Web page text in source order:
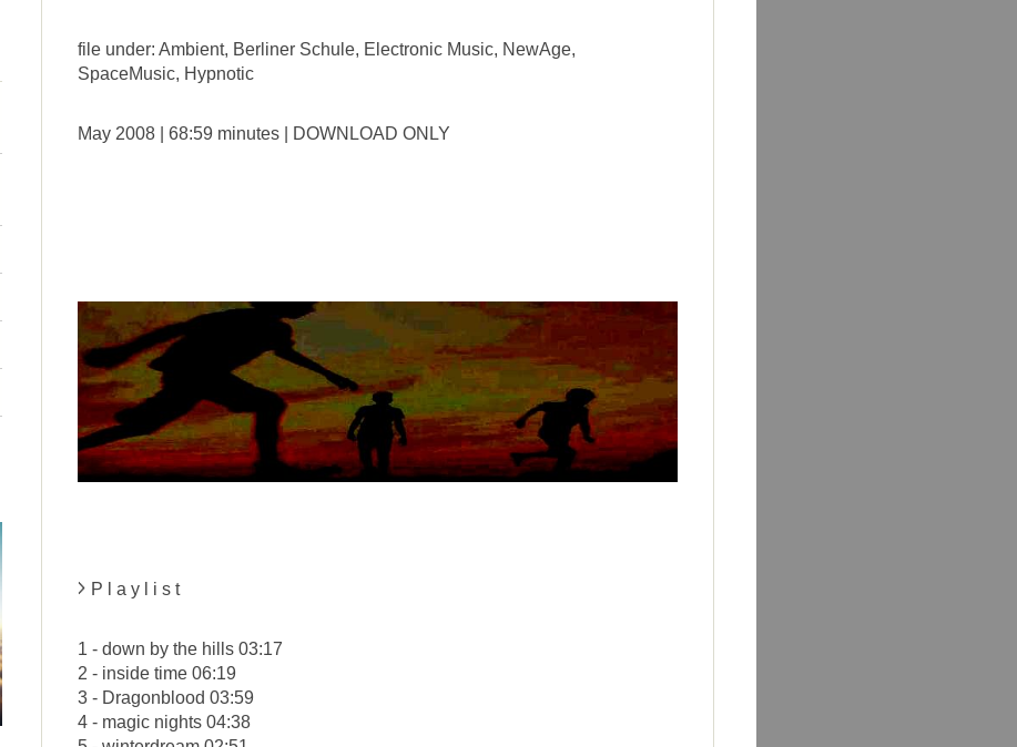
file under: Ambient, Berliner Schule, Electronic Music, NewAge,
SpaceMusic, Hypnotic
May 2008 | 68:59 minutes | DOWNLOAD ONLY
P l a y l i s t
1 - down by the hills 03:17
2 - inside time 06:19
3 - Dragonblood 03:59
4 - magic nights 04:38